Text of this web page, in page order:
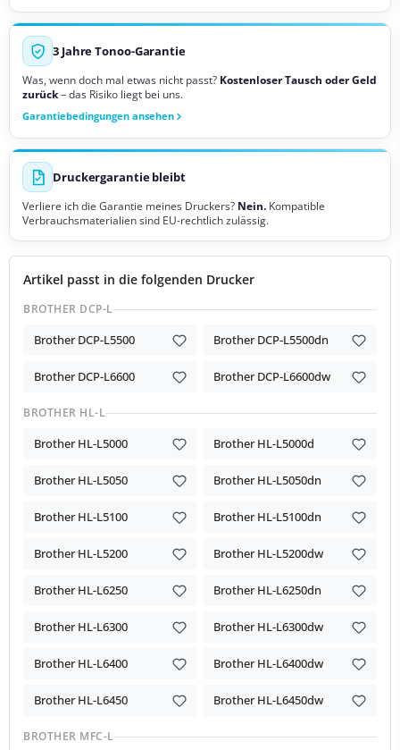
3 Jahre Tonoo-Garantie
Was, wenn doch mal etwas nicht passt? Kostenloser Tausch oder Geld
zurück– das Risiko liegt bei uns.
Garantiebedingungen ansehen
Druckergarantie bleibt
Verliere ich die Garantie meines Druckers? Nein. Kompatible
Verbrauchsmaterialien sind EU-rechtlich zulässig.
Artikel passt in die folgenden Drucker
BROTHER DCP-L
Brother DCP-L5500 Brother DCP-L5500dn
Brother DCP-L6600 Brother DCP-L6600dw
BROTHER HL-L
Brother HL-L5000 Brother HL-L5000d
Brother HL-L5050 Brother HL-L5050dn
Brother HL-L5100 Brother HL-L5100dn
Brother HL-L5200 Brother HL-L5200dw
Brother HL-L6250 Brother HL-L6250dn
Brother HL-L6300 Brother HL-L6300dw
Brother HL-L6400 Brother HL-L6400dw
Brother HL-L6450 Brother HL-L6450dw
BROTHER MFC-L